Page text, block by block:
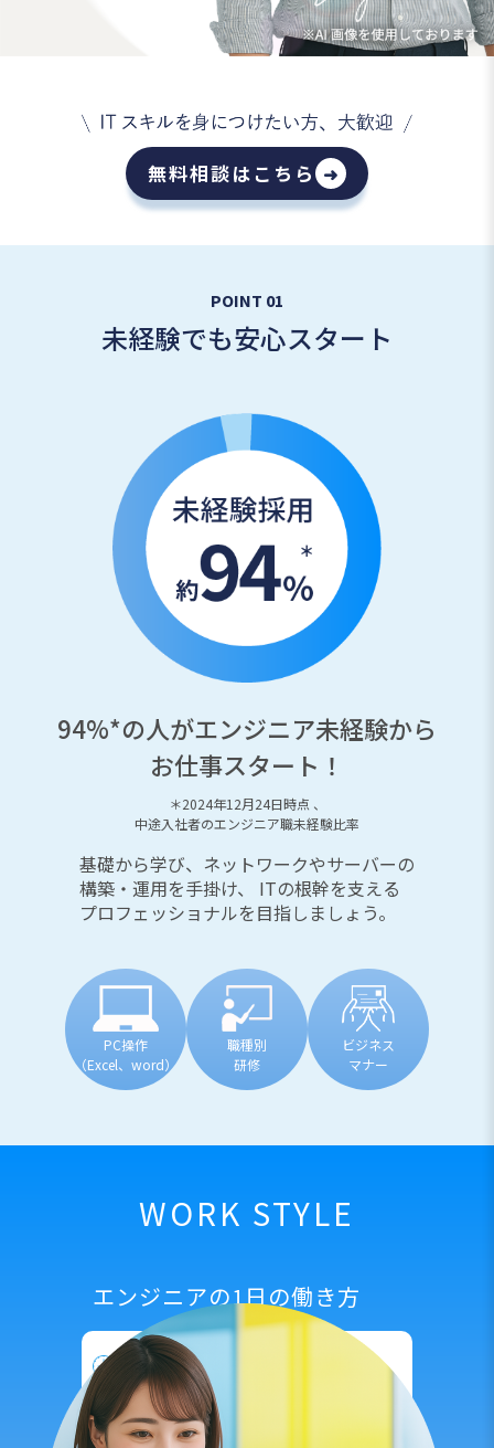
無料相談はこちら ➜
POINT 01
未経験でも安心スタート
94%*の人がエンジニア未経験から
お仕事スタート！
＊2024年12月24日時点 、
中途入社者のエンジニア職未経験比率
基礎から学び、ネットワークやサーバーの
構築・運用を手掛け、
ITの根幹を支える
プロフェッショナルを目指しましょう。
PC操作
（Excel、word）
職種別
研修
ビジネス
マナー
WORK STYLE
エンジニアの1日の働き方
9:00 出社
| 出社したらまずメール確認
その日のタスク確認・整理を行います。